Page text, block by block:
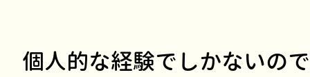
個人的な経験でしかないの